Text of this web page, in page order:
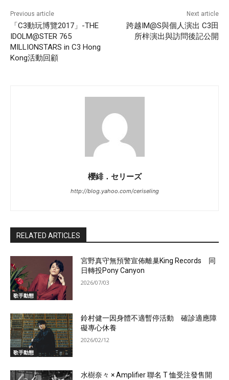
Previous article
「C3動玩博覽2017」-THE
IDOLM@STER 765
MILLIONSTARS in C3 Hong
Kong活動回顧
Next article
跨越IM@S與個人演出 C3田
所梓演出與訪問後記公開
櫻緋．セリーズ
http://blog.yahoo.com/ceriseling
RELATED ARTICLES
歌手動態
宮野真守無預警宣佈離巢King Records 同
日轉投Pony Canyon
2026/07/03
歌手動態
鈴村健一因身體不適暫停活動 確診適應障
礙專心休養
2026/02/12
水樹奈々 × Amplifier 聯名 T 恤受注發售開